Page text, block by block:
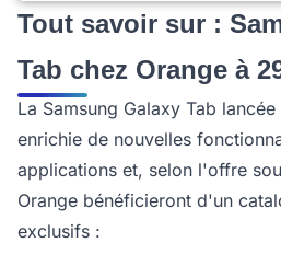
Tout savoir sur :
Tab chez Orange à
La Samsung Galaxy Tab
enrichie de nouvelles
applications et, selon l'offre
Orange bénéficieront d'un
exclusifs :